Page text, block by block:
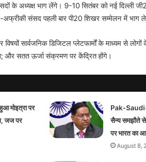
के अध्यक्ष भाग लेंगे। 9-10 सितंबर को नई दिल्ली
संसद पहली बार पी20 शिखर सम्मेलन में भाग
सार्वजनिक डिजिटल प्लेटफार्मों के माध्यम से लोगों
और सतत ऊर्जा संक्रमण पर केंद्रित होंगे।
मोइत्रा पर
जज पर
Pak-
सैन्य समझौते से
पर भारत का
August 8,